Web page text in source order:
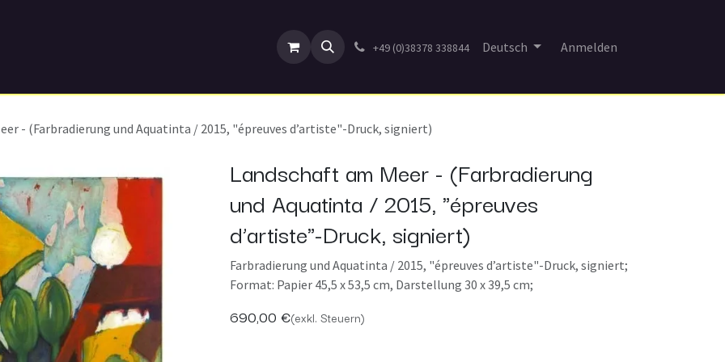
+49 (0)38378 338844 Deutsch Anmelden
- (Farbradierung und Aquatinta / 2015, "épreuves d’artiste"-Druck, signiert)
Landschaft am Meer - (Farbradierung
und Aquatinta / 2015, "épreuves
d’artiste"-Druck, signiert)
Farbradierung und Aquatinta / 2015, "épreuves d’artiste"-Druck, signiert;
Format: Papier 45,5 x 53,5 cm, Darstellung 30 x 39,5 cm;
690,00 €(exkl. Steuern)